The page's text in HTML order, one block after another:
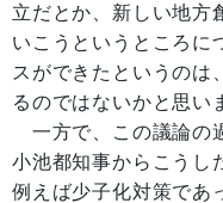
立だとか、新しい地方
いこうというところに
スができたというのは
るのではないかと思い
一方で、この議論の
小池都知事からこうし
例えば少子化対策であ